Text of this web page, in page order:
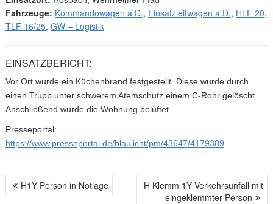
Fahrzeuge: Kommandowagen a.D., Einsatzleitwagen a.D., HLF 20,
TLF 16/25, GW – Logistik
EINSATZBERICHT:
Vor Ort wurde ein Küchenbrand festgestellt. Diese wurde durch
einen Trupp unter schwerem Atemschutz einem C-Rohr gelöscht.
Anschließend wurde die Wohnung belüftet.
Presseportal:
https://www.presseportal.de/blaulicht/pm/43647/4179389
B H1Y Person in Notlage
H Klemm 1Y Verkehrsunfall mit
eingeklemmter Person